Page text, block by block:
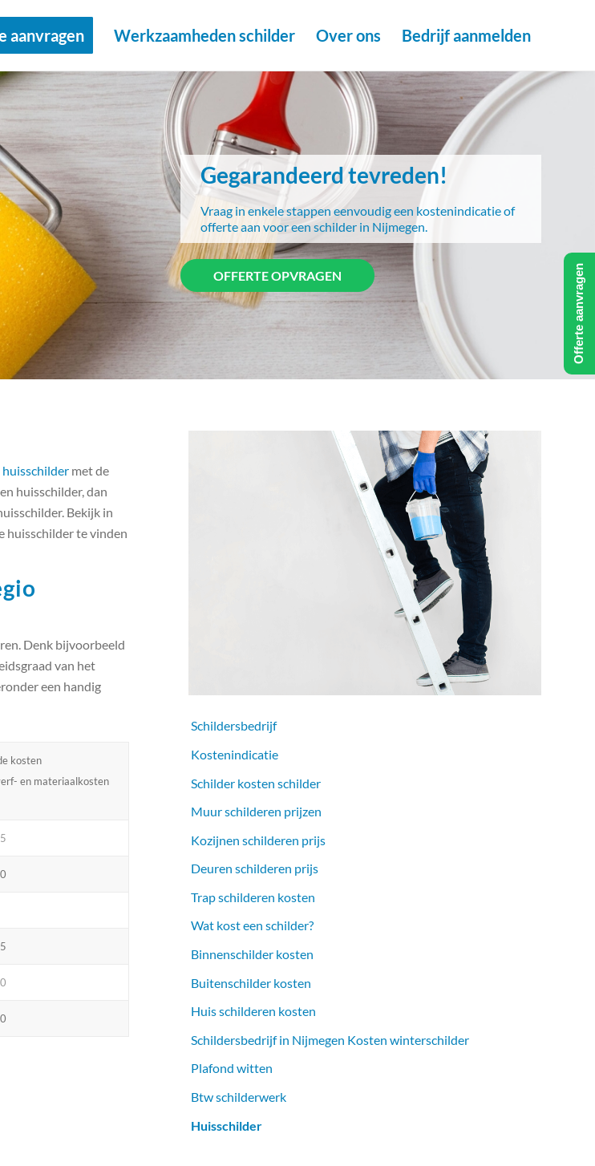
aanvragen Werkzaamheden schilder Over ons Bedrijf aanmelden
Gegarandeerd tevreden!
Vraag in enkele stappen eenvoudig een kostenindicatie of
offerte aan voor een schilder in Nijmegen.
OFFERTE OPVRAGEN
huisschilder met de
huisschilder, dan
Bekijk in
huisschilder te vinden
Denk bijvoorbeeld
van het
een handig
kosten
en materiaalkosten
Schildersbedrijf
Kostenindicatie
Schilder kosten schilder
Muur schilderen prijzen
Kozijnen schilderen prijs
Deuren schilderen prijs
Trap schilderen kosten
Wat kost een schilder?
Binnenschilder kosten
Buitenschilder kosten
Huis schilderen kosten
Schildersbedrijf in Nijmegen Kosten winterschilder
Plafond witten
Btw schilderwerk
Huisschilder
Offerte aanvragen